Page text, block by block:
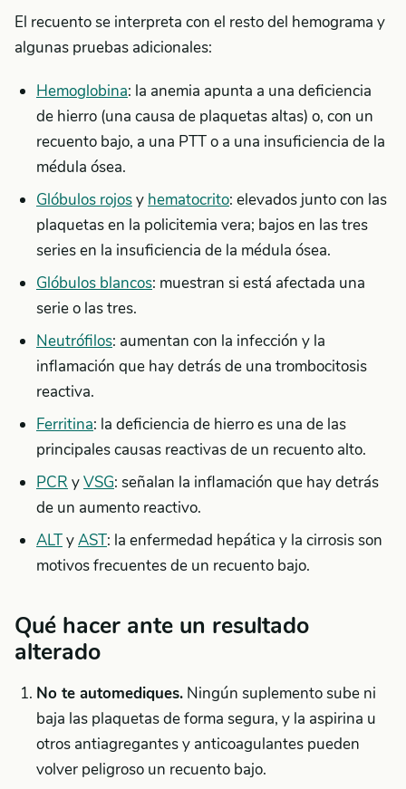
El recuento se interpreta con el resto del hemograma y
algunas pruebas adicionales:
Hemoglobina: la anemia apunta a una deficiencia
de hierro (una causa de plaquetas altas) o, con un
recuento bajo, a una PTT o a una insuficiencia de la
médula ósea.
Glóbulos rojosy hematocrito: elevados junto con las
plaquetas en la policitemia vera; bajos en las tres
series en la insuficiencia de la médula ósea.
Glóbulos blancos: muestran si está afectada una
serie o las tres.
Neutrófilos: aumentan con la infección y la
inflamación que hay detrás de una trombocitosis
reactiva.
Ferritina: la deficiencia de hierro es una de las
principales causas reactivas de un recuento alto.
PCR yVSG: señalan la inflamación que hay detrás
de un aumento reactivo.
ALTyAST: la enfermedad hepática y la cirrosis son
motivos frecuentes de un recuento bajo.
Qué hacer ante un resultado
alterado
No te automediques. Ningún suplemento sube ni
baja las plaquetas de forma segura, y la aspirina u
otros antiagregantes y anticoagulantes pueden
volver peligroso un recuento bajo.